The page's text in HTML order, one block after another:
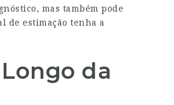
mas também pode
de estimação tenha a
da